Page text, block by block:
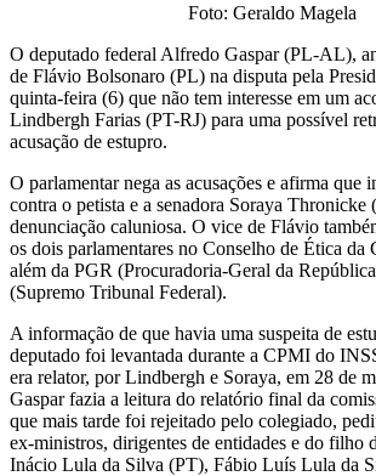
Foto: Geraldo Magela
O deputado federal Alfredo Gaspar (PL-AL),
de Flávio Bolsonaro (PL) na disputa pela
quinta-feira (6) que não tem interesse em um
Lindbergh Farias (PT-RJ) para uma possível
acusação de estupro.
O parlamentar nega as acusações e afirma que
contra o petista e a senadora Soraya
denunciação caluniosa. O vice de Flávio
os dois parlamentares no Conselho de Ética da
além da PGR (Procuradoria-Geral da
(Supremo Tribunal Federal).
A informação de que havia uma suspeita de
deputado foi levantada durante a CPMI do
era relator, por Lindbergh e Soraya, em 28 de
Gaspar fazia a leitura do relatório final da
que mais tarde foi rejeitado pelo colegiado,
ex-ministros, dirigentes de entidades e do filho
Inácio Lula da Silva (PT), Fábio Luís Lula da